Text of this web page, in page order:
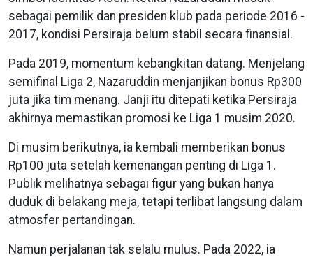
sebagai pemilik dan presiden klub pada periode 2016 -
2017, kondisi Persiraja belum stabil secara finansial.
Pada 2019, momentum kebangkitan datang. Menjelang
semifinal Liga 2, Nazaruddin menjanjikan bonus Rp300
juta jika tim menang. Janji itu ditepati ketika Persiraja
akhirnya memastikan promosi ke Liga 1 musim 2020.
Di musim berikutnya, ia kembali memberikan bonus
Rp100 juta setelah kemenangan penting di Liga 1.
Publik melihatnya sebagai figur yang bukan hanya
duduk di belakang meja, tetapi terlibat langsung dalam
atmosfer pertandingan.
Namun perjalanan tak selalu mulus. Pada 2022, ia